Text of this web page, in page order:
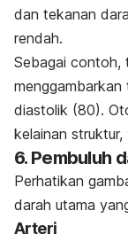
dan tekanan
rendah.
Sebagai contoh,
diastolik (80).
kelainan struktur,
6. Pembuluh
Perhatikan
darah utama
Arteri